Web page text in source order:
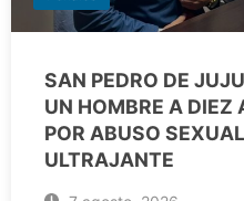
SAN PEDRO DE
UN HOMBRE A DIEZ
POR ABUSO
ULTRAJANTE